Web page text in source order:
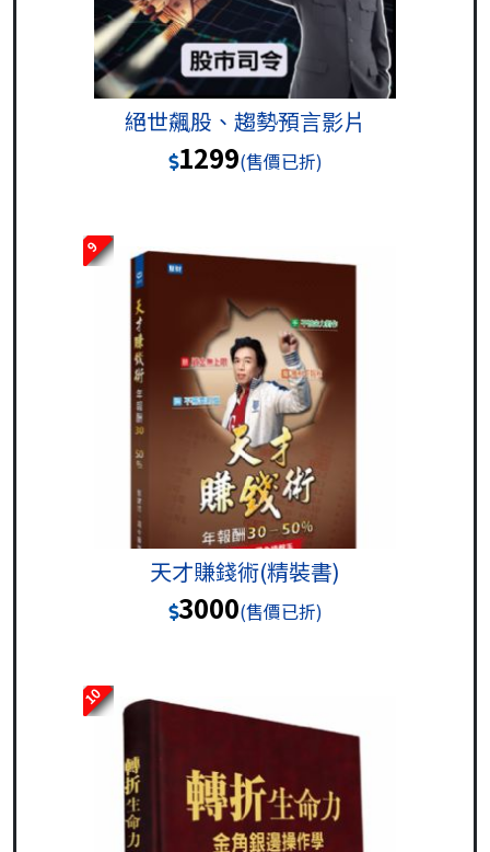
絕世飆股、趨勢預言影片
1299(售價已折)
9
天才賺錢術(精裝書)
3000(售價已折)
10